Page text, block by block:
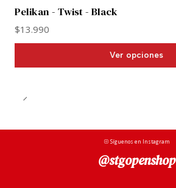
Pelikan - Twist - Black
$13.990
Ver opciones
Síguenos en Instagram
@stgopenshop